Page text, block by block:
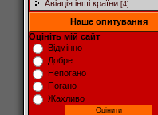
Авіація інші країни [4]
Наше опитування
Оцініть мій сайт
Відмінно
Добре
Непогано
Погано
Жахливо